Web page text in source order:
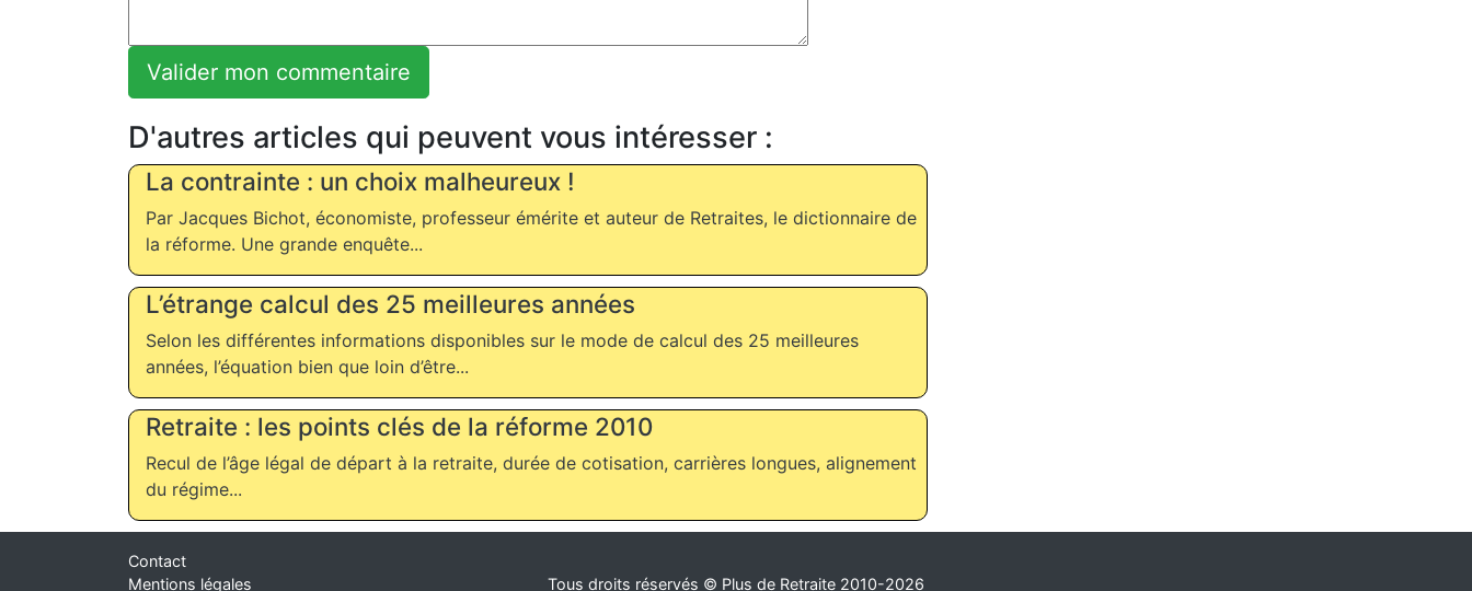
D'autres articles qui peuvent vous intéresser :
La contrainte : un choix malheureux !
Par Jacques Bichot, économiste, professeur émérite et auteur de Retraites, le dictionnaire de
la réforme. Une grande enquête...
L’étrange calcul des 25 meilleures années
Selon les différentes informations disponibles sur le mode de calcul des 25 meilleures
années, l’équation bien que loin d’être...
Retraite : les points clés de la réforme 2010
Recul de l’âge légal de départ à la retraite, durée de cotisation, carrières longues, alignement
du régime...
Contact
Mentions légales
Tous droits réservés © Plus de Retraite 2010-2026